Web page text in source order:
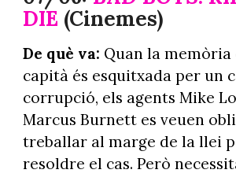
DIE (Cinemes)
De què va: Quan la
capità és esquitxada per un
corrupció, els agents Mike
Marcus Burnett es veuen
treballar al marge de la llei
resoldre el cas. Però